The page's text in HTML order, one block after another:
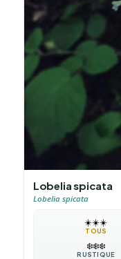
Lobelia spicata
Lobelia spicata
☀️☀️☀️
TOUS
❄️❄️❄️
RUSTIQUE